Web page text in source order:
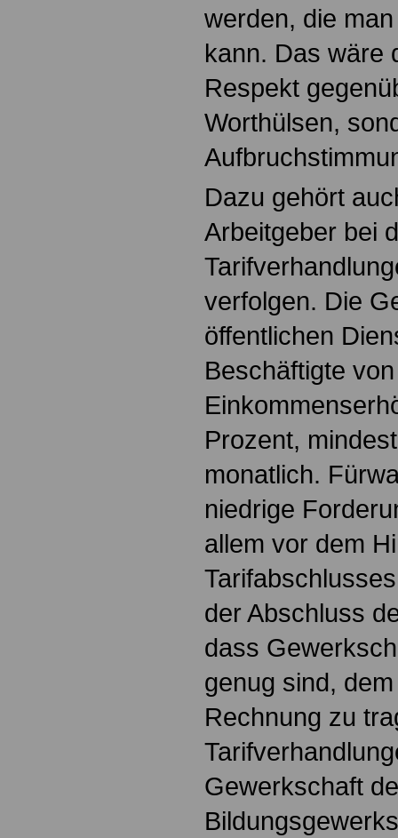
werden, die
kann. Das wäre
Respekt
Worthülsen,
Dazu gehört
Arbeitgeber bei
verfolgen. Die
öffentlichen
Beschäftigte
Prozent,
monatlich.
niedrige
allem vor dem
der Abschluss
dass
genug sind,
Rechnung zu
Gewerkschaft